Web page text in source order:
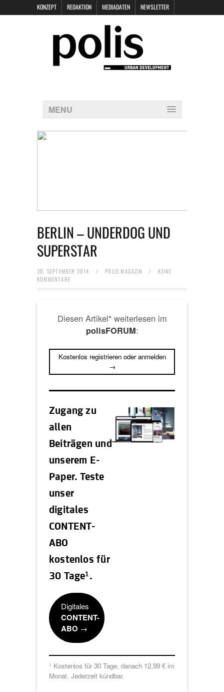
KONZEPT REDAKTION MEDIADATEN NEWSLETTER
DATENSCHUTZ
MENU
BERLIN – UNDERDOG UND
SUPERSTAR
30. SEPTEMBER 2014 / POLIS MAGAZIN /
KEINE
KOMMENTARE
Diesen Artikel* weiterlesen im
polisFORUM:
Kostenlos registrieren oder anmelden
→
Zugang zu
allen
Beiträgen und
unserem E-
Paper. Teste
unser
digitales
CONTENT-
ABO
kostenlos für
30 Tage1 .
Digitales
CONTENT-
ABO →
1 Kostenlos für 30 Tage, danach 12,99 € im
Monat. Jederzeit kündbar.